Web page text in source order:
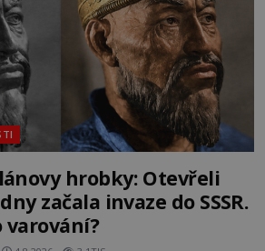
hrobky: Otevřeli
začala invaze do SSSR.
varování?